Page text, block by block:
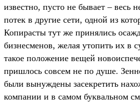
известно, пусто не бывает – весь
потек в другие сети, одной из
Копирасты тут же принялись
бизнесменов, желая утопить их в
такое положение вещей
пришлось совсем не по душе.
были вынуждены засекретить
компании и в самом буквальном